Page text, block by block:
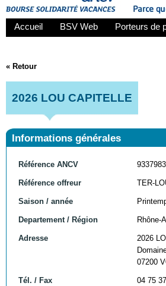
Accueil BSV Web Porteurs de
« Retour
2026 LOU CAPITELLE
Informations générales
Référence ANCV
Référence offreur TER-
Saison / année
Departement / Région Rhône-
Adresse
2026
07200
Tél. / Fax 04 75